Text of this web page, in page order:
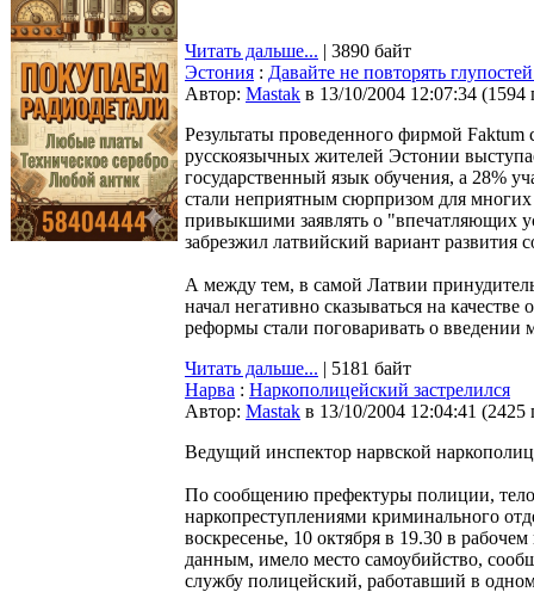
Читать дальше... | 3890 байт
Эстония : Давайте не повторять
Автор: Мastak в 13/10/2004 12:07:34 (1594
Результаты проведенного фирмой
русскоязычных жителей Эстонии
государственный язык обучения, а 28%
стали неприятным сюрпризом для
привыкшими заявлять о "впечатляющих
забрезжил латвийский вариант
А между тем, в самой Латвии
начал негативно сказываться на
реформы стали поговаривать о введении
Читать дальше... | 5181 байт
Нарва : Наркополицейский застрелился
Автор: Мastak в 13/10/2004 12:04:41 (2425
Ведущий инспектор нарвской
По сообщению префектуры полиции,
наркопреступлениями криминального
воскресенье, 10 октября в 19.30 в
данным, имело место самоубийство,
службу полицейский, работавший в